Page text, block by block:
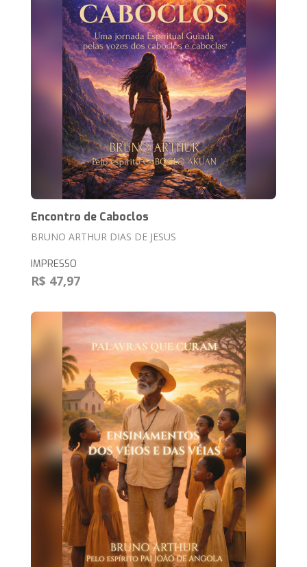
Encontro de Caboclos
BRUNO ARTHUR DIAS DE JESUS
IMPRESSO
R$ 47,97